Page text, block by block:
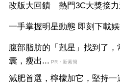
改版大回饋 熱門3C大獎接力
一手掌握明星動態 即刻下載
腹部脂肪的「剋星」找到了
囊，瘦出... PR・新素簡
減肥首選，檸檬加它，堅持